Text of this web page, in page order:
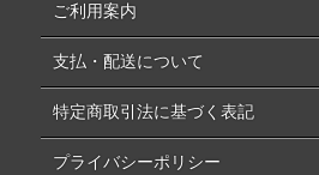
ご利用案内
支払・配送について
特定商取引法に基づく表記
プライバシーポリシー